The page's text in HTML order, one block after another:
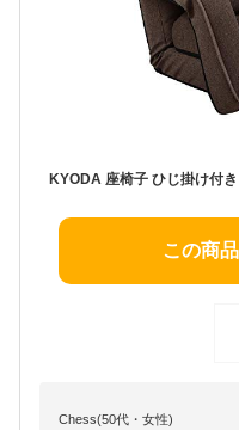
この商
Chess(50代・女性)